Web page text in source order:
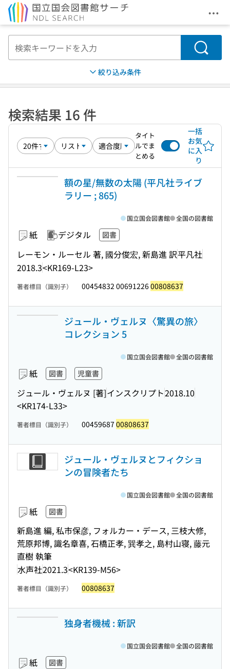
メ
検索
絞り込み条件
検索結果 16 件
タイト
ルでま
とめる
一括
お気
に入
り
額の星/無数の太陽 (平凡社ライブ
ラリー ; 865)
紙 デジタル 図書
レーモン・ルーセル 著, 國分俊宏, 新島進 訳平凡社
2018.3<KR169-L23>
国立国会図書館 全国の図書館
著者標目（識別子） 00454832 0069122600808637
ジュール・ヴェルヌ〈驚異の旅〉
コレクション 5
紙 図書 児童書
ジュール・ヴェルヌ [著]インスクリプト2018.10
<KR174-L33>
国立国会図書館 全国の図書館
著者標目（識別子） 00459687 00808637
ジュール・ヴェルヌとフィクショ
ンの冒険者たち
紙 図書
新島進 編, 私市保彦, フォルカー・デース, 三枝大修,
荒原邦博, 識名章喜, 石橋正孝, 巽孝之, 島村山寝, 藤元
直樹 執筆
水声社2021.3<KR139-M56>
国立国会図書館 全国の図書館
著者標目（識別子） 00808637
独身者機械 : 新訳
紙 図書
国立国会図書館 全国の図書館